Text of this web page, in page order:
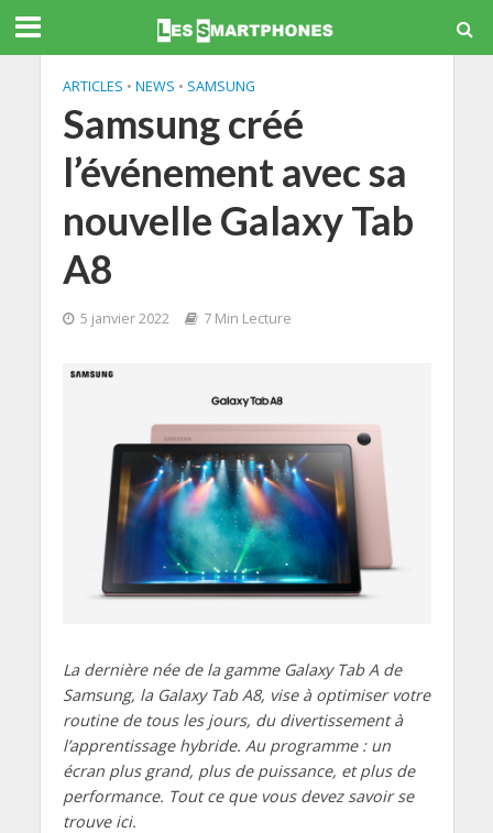
ARTICLES • NEWS • SAMSUNG
Samsung créé
l’événement avec sa
nouvelle Galaxy Tab
A8
5 janvier 2022 7 Min Lecture
La dernière née de la gamme Galaxy Tab A de
Samsung, la Galaxy Tab A8, vise à optimiser votre
routine de tous les jours, du divertissement à
l’apprentissage hybride. Au programme : un
écran plus grand, plus de puissance, et plus de
performance. Tout ce que vous devez savoir se
trouve ici.